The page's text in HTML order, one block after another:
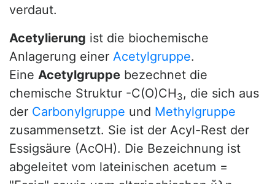
verdaut.
Acetylierung ist die biochemische
Anlagerung einer Acetylgruppe.
Eine Acetylgruppe bezechnet die
chemische Struktur -C(O)CH3, die sich aus
der Carbonylgruppe und Methylgruppe
zusammensetzt. Sie ist der Acyl-Rest der
Essigsäure (AcOH). Die Bezeichnung ist
abgeleitet vom lateinischen acetum =